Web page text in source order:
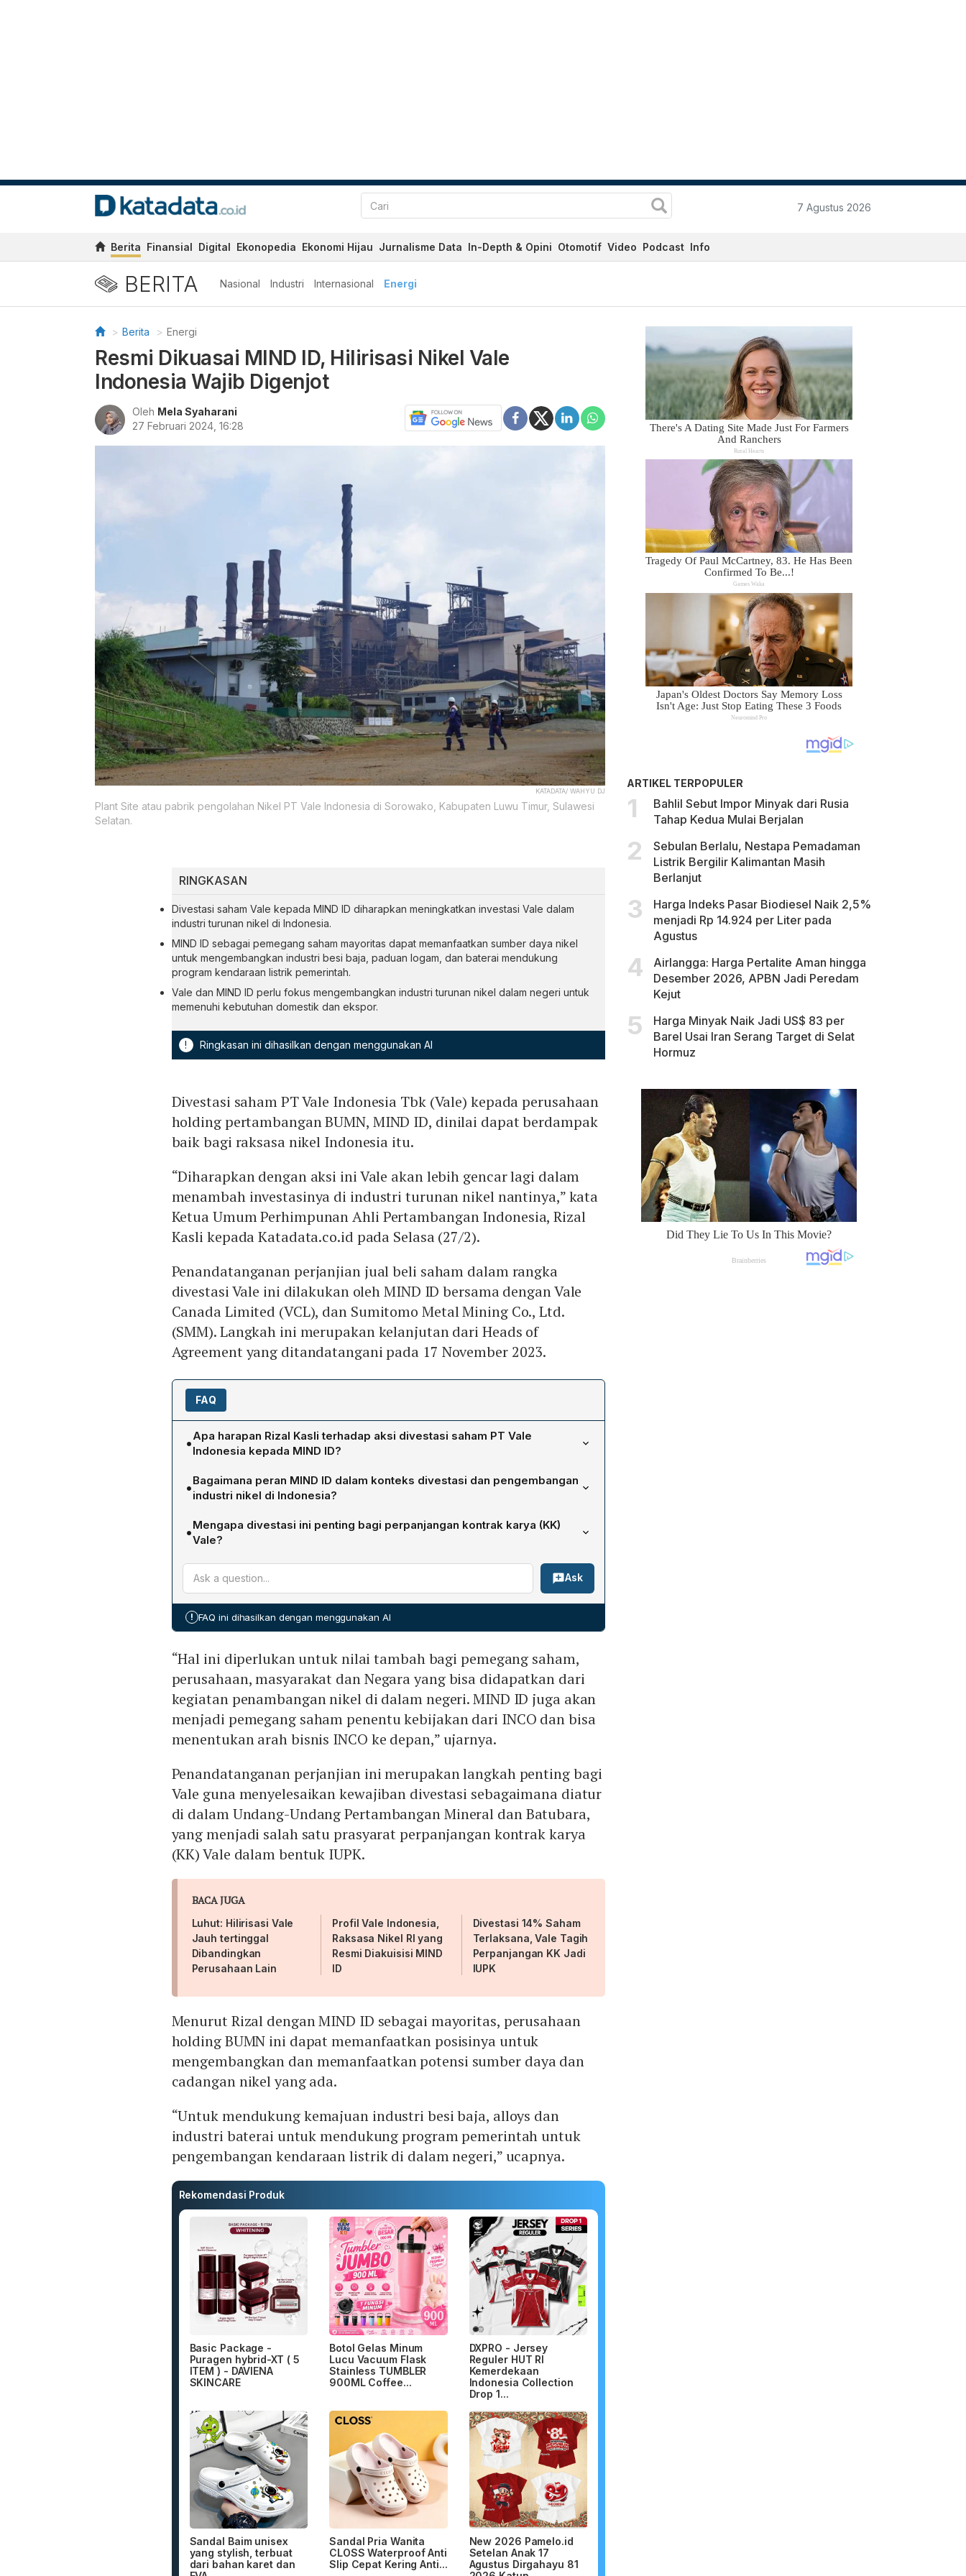
7 Agustus 2026
Berita Finansial Digital Ekonopedia Ekonomi Hijau Jurnalisme Data In-Depth & Opini Otomotif Video Podcast Info
BERITA Nasional Industri Internasional Energi
Berita Energi
Resmi Dikuasai MIND ID, Hilirisasi Nikel Vale
Indonesia Wajib Digenjot
Oleh Mela Syaharani
27 Februari 2024, 16:28
KATADATA/ WAHYU DJ
Plant Site atau pabrik pengolahan Nikel PT Vale Indonesia di Sorowako, Kabupaten Luwu Timur, Sulawesi
Selatan.
RINGKASAN
Divestasi saham Vale kepada MIND ID diharapkan meningkatkan investasi Vale dalam
industri turunan nikel di Indonesia.
MIND ID sebagai pemegang saham mayoritas dapat memanfaatkan sumber daya nikel
untuk mengembangkan industri besi baja, paduan logam, dan baterai mendukung
program kendaraan listrik pemerintah.
Vale dan MIND ID perlu fokus mengembangkan industri turunan nikel dalam negeri untuk
memenuhi kebutuhan domestik dan ekspor.
! Ringkasan ini dihasilkan dengan menggunakan AI
Divestasi saham PT Vale Indonesia Tbk (Vale) kepada perusahaan
holding pertambangan BUMN, MIND ID, dinilai dapat berdampak
baik bagi raksasa nikel Indonesia itu.
“Diharapkan dengan aksi ini Vale akan lebih gencar lagi dalam
menambah investasinya di industri turunan nikel nantinya,” kata
Ketua Umum Perhimpunan Ahli Pertambangan Indonesia, Rizal
Kasli kepada Katadata.co.id pada Selasa (27/2).
Penandatanganan perjanjian jual beli saham dalam rangka
divestasi Vale ini dilakukan oleh MIND ID bersama dengan Vale
Canada Limited (VCL), dan Sumitomo Metal Mining Co., Ltd.
(SMM). Langkah ini merupakan kelanjutan dari Heads of
Agreement yang ditandatangani pada 17 November 2023.
FAQ
•Apa harapan Rizal Kasli terhadap aksi divestasi saham PT Vale
Indonesia kepada MIND ID?
Rizal Kasli berharap divestasi tersebut akan mendorong Vale lebih gencar
menambah investasi di industri turunan nikel, sehingga menciptakan nilai tambah
MIND ID menjadi pemegang saham penentu kebijakan INCO.
•Bagaimana peran MIND ID dalam konteks divestasi dan pengembangan
industri nikel di Indonesia?
Sebagai holding pertambangan BUMN, MIND ID akan menjadi mayoritas pemegang
saham, memanfaatkan posisinya untuk mengembangkan cadangan nikel,
ke arah pengembangan produk akhir untuk pasar domestik dan ekspor.
•Mengapa divestasi ini penting bagi perpanjangan kontrak karya (KK)
Vale?
Divestasi memenuhi ketentuan Undang-Undang Pertambangan Mineral dan
Batubara yang menjadi prasyarat perpanjangan IUPK Vale, sehingga memungkinkan
Vale melanjutkan operasi tambang nikel di Indonesia sambil menyiapkan strategi
Ask
! FAQ ini dihasilkan dengan menggunakan AI
“Hal ini diperlukan untuk nilai tambah bagi pemegang saham,
perusahaan, masyarakat dan Negara yang bisa didapatkan dari
kegiatan penambangan nikel di dalam negeri. MIND ID juga akan
menjadi pemegang saham penentu kebijakan dari INCO dan bisa
menentukan arah bisnis INCO ke depan,” ujarnya.
Penandatanganan perjanjian ini merupakan langkah penting bagi
Vale guna menyelesaikan kewajiban divestasi sebagaimana diatur
di dalam Undang-Undang Pertambangan Mineral dan Batubara,
yang menjadi salah satu prasyarat perpanjangan kontrak karya
(KK) Vale dalam bentuk IUPK.
BACA JUGA
Luhut: Hilirisasi Vale
Jauh tertinggal
Dibandingkan
Perusahaan Lain
Profil Vale Indonesia,
Raksasa Nikel RI yang
Resmi Diakuisisi MIND
ID
Divestasi 14% Saham
Terlaksana, Vale Tagih
Perpanjangan KK Jadi
IUPK
Menurut Rizal dengan MIND ID sebagai mayoritas, perusahaan
holding BUMN ini dapat memanfaatkan posisinya untuk
mengembangkan dan memanfaatkan potensi sumber daya dan
cadangan nikel yang ada.
“Untuk mendukung kemajuan industri besi baja, alloys dan
industri baterai untuk mendukung program pemerintah untuk
pengembangan kendaraan listrik di dalam negeri,” ucapnya.
Rekomendasi Produk
Basic Package -
Puragen hybrid-XT ( 5
ITEM ) - DAVIENA
SKINCARE
Botol Gelas Minum
Lucu Vacuum Flask
Stainless TUMBLER
900ML Coffee...
DXPRO - Jersey
Reguler HUT RI
Kemerdekaan
Indonesia Collection
Drop 1...
Sandal Baim unisex
yang stylish, terbuat
dari bahan karet dan
Sandal Pria Wanita
CLOSS Waterproof Anti
Slip Cepat Kering Anti...
New 2026 Pamelo.id
Setelan Anak 17
Agustus Dirgahayu 81
ARTIKEL TERPOPULER
Bahlil Sebut Impor Minyak dari Rusia
Tahap Kedua Mulai Berjalan
Sebulan Berlalu, Nestapa Pemadaman
Listrik Bergilir Kalimantan Masih
Berlanjut
Harga Indeks Pasar Biodiesel Naik 2,5%
menjadi Rp 14.924 per Liter pada
Agustus
Airlangga: Harga Pertalite Aman hingga
Desember 2026, APBN Jadi Peredam
Kejut
Harga Minyak Naik Jadi US$ 83 per
Barel Usai Iran Serang Target di Selat
Hormuz